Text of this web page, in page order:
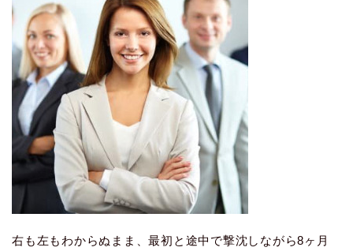
右も左もわからぬまま、最初と途中で撃沈しながら8ヶ月